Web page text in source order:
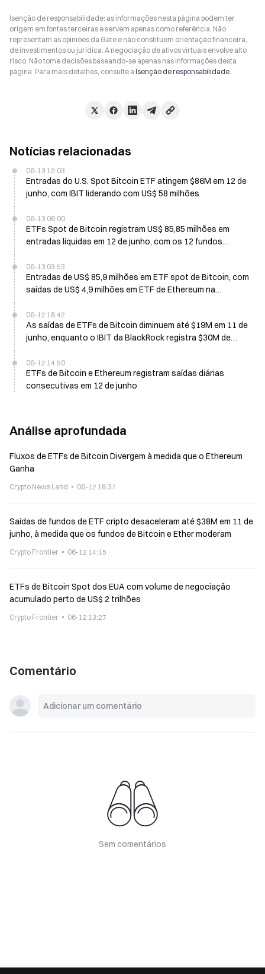
Isenção de responsabilidade: as informações nesta página podem ter
origem em fontes terceiras e servem apenas como referência. Não
representam as opiniões da Gate e não constituem orientação financeira,
de investimentos ou jurídica. A negociação de ativos virtuais envolve alto
risco. Não tome decisões baseando-se apenas nas informações desta
página. Para mais detalhes, consulte a Isenção de responsabilidade.
Notícias relacionadas
06-13 12:03
Entradas do U.S. Spot Bitcoin ETF atingem $86M em 12 de
junho, com IBIT liderando com US$ 58 milhões
06-13 06:00
ETFs Spot de Bitcoin registram US$ 85,85 milhões em
entradas líquidas em 12 de junho, com os 12 fundos
06-13 03:53
Entradas de US$ 85,9 milhões em ETF spot de Bitcoin, com
saídas de US$ 4,9 milhões em ETF de Ethereum na
06-12 18:42
As saídas de ETFs de Bitcoin diminuem até $19M em 11 de
junho, enquanto o IBIT da BlackRock registra $30M de
06-12 14:50
ETFs de Bitcoin e Ethereum registram saídas diárias
consecutivas em 12 de junho
Análise aprofundada
Fluxos de ETFs de Bitcoin Divergem à medida que o Ethereum
Ganha
Crypto News Land 06-12 18:37
Saídas de fundos de ETF cripto desaceleram até $38M em 11 de
junho, à medida que os fundos de Bitcoin e Ether moderam
Crypto Frontier 06-12 14:15
ETFs de Bitcoin Spot dos EUA com volume de negociação
acumulado perto de US$ 2 trilhões
Crypto Frontier 06-12 13:27
Comentário
Sem comentários